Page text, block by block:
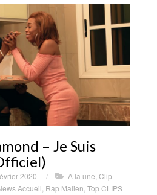
– Je Suis
2020 / À la une Clip
Accueil Rap Malien Top CLIPS